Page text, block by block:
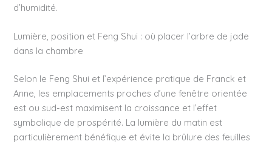
d’humidité.
Lumière, position et Feng Shui : où placer l’arbre de jade
dans la chambre
Selon le Feng Shui et l’expérience pratique de Franck et
Anne, les emplacements proches d’une fenêtre orientée
est ou sud-est maximisent la croissance et l’effet
symbolique de prospérité. La lumière du matin est
particulièrement bénéfique et évite la brûlure des feuilles